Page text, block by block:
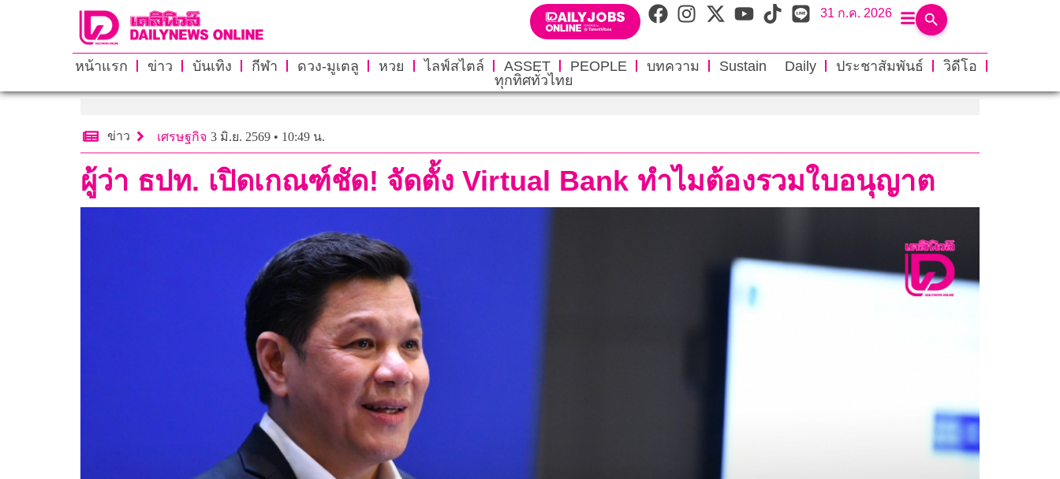
31 ก.ค. 2026
หน้าแรก ข่าว บันเทิง กีฬา ดวง-มูเตลู หวย ไลฟ์สไตล์ ASSET PEOPLE บทความ Sustain Daily ประชาสัมพันธ์
วิดีโอ
ทุกทิศทั่วไทย
ข่าว เศรษฐกิจ 3 มิ.ย. 2569 • 10:49 น.
ผู้ว่า ธปท. เปิดเกณฑ์ชัด! จัดตั้ง Virtual Bank ทำไมต้องรวมใบอนุญาต